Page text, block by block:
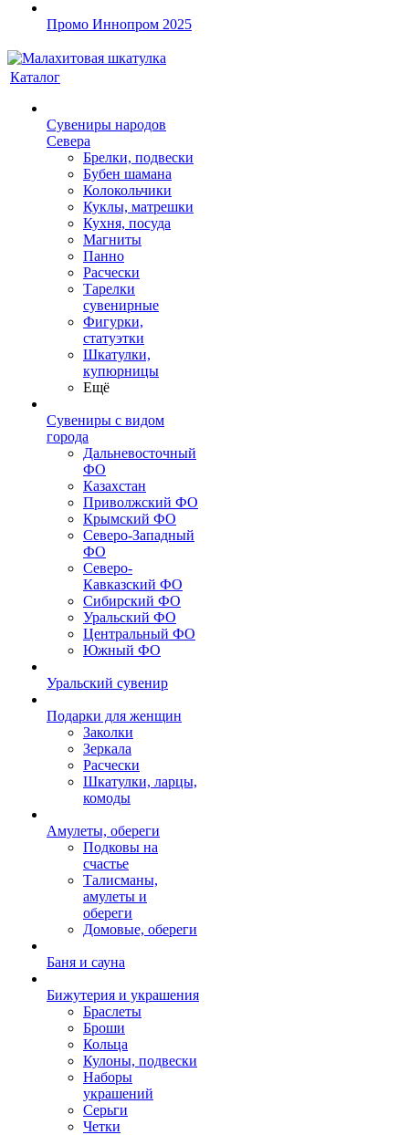
Промо Иннопром 2025
Каталог
Сувениры народов
Севера
Брелки, подвески
Бубен шамана
Колокольчики
Куклы, матрешки
Кухня, посуда
Магниты
Панно
Расчески
Тарелки
сувенирные
Фигурки,
статуэтки
Шкатулки,
купюрницы
Ещё
Сувениры с видом
города
Дальневосточный
ФО
Казахстан
Приволжский ФО
Крымский ФО
Северо-Западный
ФО
Северо-
Кавказский ФО
Сибирский ФО
Уральский ФО
Центральный ФО
Южный ФО
Уральский сувенир
Подарки для женщин
Заколки
Зеркала
Расчески
Шкатулки, ларцы,
комоды
Амулеты, обереги
Подковы на
счастье
Талисманы,
амулеты и
обереги
Домовые, обереги
Баня и сауна
Бижутерия и украшения
Браслеты
Броши
Кольца
Кулоны, подвески
Наборы
украшений
Серьги
Четки